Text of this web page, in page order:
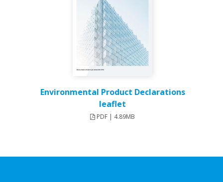
Environmental Product Declarations
leaflet
PDF | 4.89MB